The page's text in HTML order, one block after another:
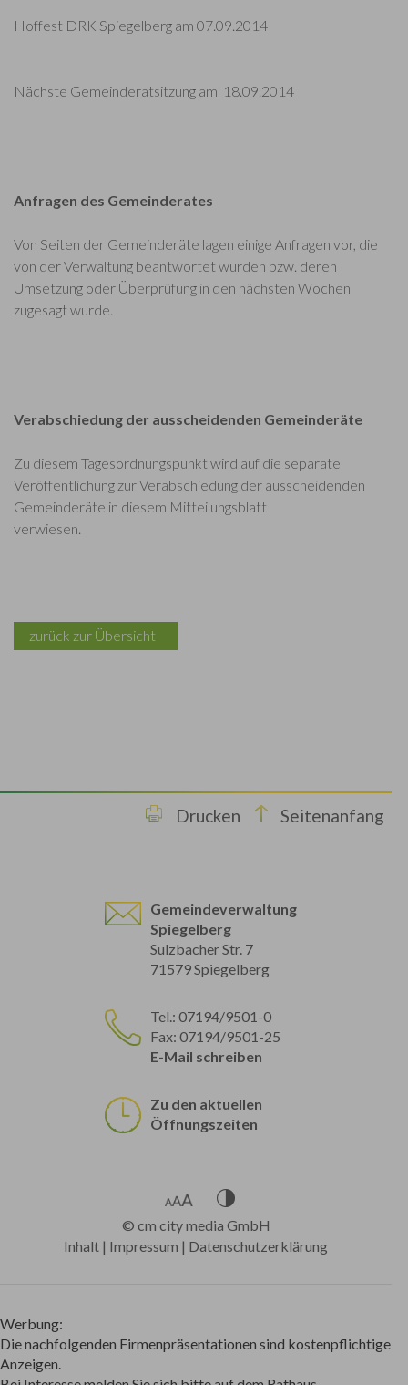
Hoffest DRK Spiegelberg am 07.09.2014
Nächste Gemeinderatsitzung am 18.09.2014
Anfragen des Gemeinderates
Von Seiten der Gemeinderäte lagen einige Anfragen vor, die
von der Verwaltung beantwortet wurden bzw. deren
Umsetzung oder Überprüfung in den nächsten Wochen
zugesagt wurde.
Verabschiedung der ausscheidenden Gemeinderäte
Zu diesem Tagesordnungspunkt wird auf die separate
Veröffentlichung zur Verabschiedung der ausscheidenden
Gemeinderäte in diesem Mitteilungsblatt
verwiesen.
zurück zur Übersicht
Drucken Seitenanfang
Gemeindeverwaltung
Spiegelberg
Sulzbacher Str. 7
71579 Spiegelberg
Tel.: 07194/9501-0
Fax: 07194/9501-25
E-Mail schreiben
Zu den aktuellen
Öffnungszeiten
© cm city media GmbH
Inhalt | Impressum | Datenschutzerklärung
Werbung:
Die nachfolgenden Firmenpräsentationen sind kostenpflichtige
Anzeigen.